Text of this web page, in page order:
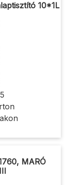
alaptisztító 10*1L